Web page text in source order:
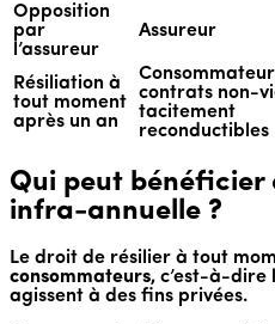
Opposition
par
l’assureur
Assureur
Résiliation à
tout moment
après un an
contrats non-
tacitement
reconductibles
Qui peut bénéficier
infra-annuelle ?
Le droit de résilier à tout
consommateurs, c’est-à-dire
agissent à des fins privées.